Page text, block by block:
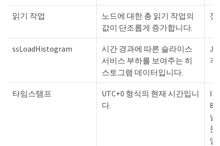
읽기 작업
노드에 대한 총 읽기 작업의
값이 단조롭게 증가합니다.
정
ssLoadHistogram
시간 경과에 따른 슬라이스
서비스 부하를 보여주는 히
스토그램 데이터입니다.
객
타임스탬프
UTC+0 형식의 현재 시간입니
다.
날
문
열